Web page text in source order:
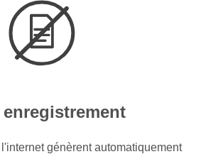
enregistrement
génèrent automatiquement